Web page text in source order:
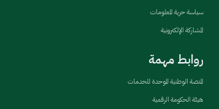
سياسة حرية المعلومات
المشاركة الإلكترونية
روابط مهمة
المنصة الوطنية الموحدة للخدمات
هيئة الحكومة الرقمية